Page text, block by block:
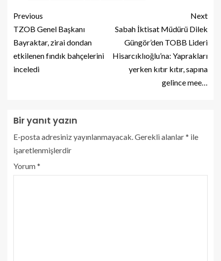
Previous
TZOB Genel Başkanı
Bayraktar, zirai dondan
etkilenen fındık bahçelerini
inceledi
Next
Sabah İktisat Müdürü Dilek
Güngör’den TOBB Lideri
Hisarcıklıoğlu’na: Yaprakları
yerken kıtır kıtır, sapına
gelince mee…
Bir yanıt yazın
E-posta adresiniz yayınlanmayacak.Gerekli alanlar* ile
işaretlenmişlerdir
Yorum*